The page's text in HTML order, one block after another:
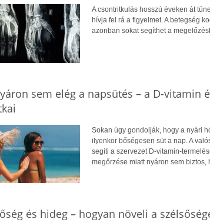
A csontritkulás hosszú éveken át
hívja fel rá a figyelmet. A betegség
azonban sokat segíthet a
sem elég a napsütés – a D-vitamin
Sokan úgy gondolják, hogy a nyári
ilyenkor bőségesen süt a nap. A
segíti a szervezet D-vitamin-
megőrzése miatt nyáron sem
és hideg – hogyan növeli a